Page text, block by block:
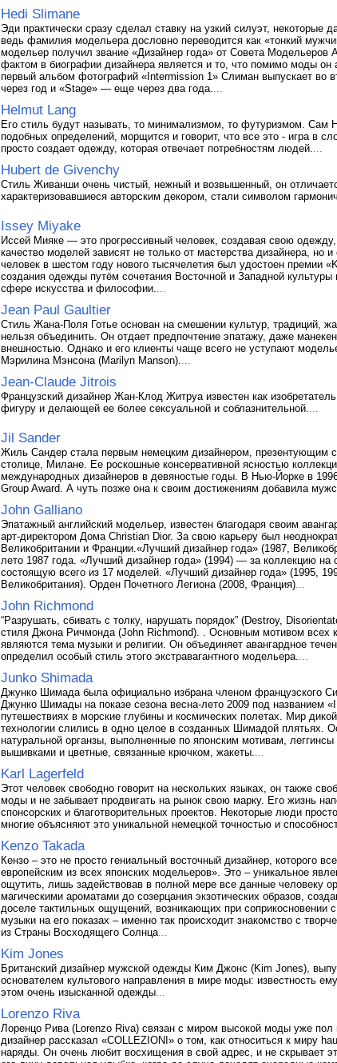
Hedi Slimane
Эди практически сразу сделал ставку на узкий силуэт, некоторые
ведь фамилия модельера дословно переводится как «тонкий
модельер получил звание «Дизайнер года» от Совета
фактом в биографии дизайнера является и то, что помимо моды он
первый альбом фотографий «Intermission 1» Слиман выпускает во
через год и «Stage» — еще через два года....
Helmut Lang
Его стиль будут называть, то минимализмом, то футуризмом. Сам
подобных определений, морщится и говорит, что все это - игра в
просто создает одежду, которая отвечает потребностям людей....
Hubert de Givenchy
Стиль Живанши очень чистый, нежный и возвышенный, он
характеризовавшиеся авторским декором, стали символом
Issey Miyake
Иссей Мияке — это прогрессивный человек, создавая свою
качество моделей зависят не только от мастерства дизайнера, но
человек в шестом году нового тысячелетия был удостоен премии
создания одежды путём сочетания Восточной и Западной
сфере искусства и философии....
Jean Paul Gaultier
Стиль Жана-Поля Готье основан на смешении культур, традиций,
нельзя объединить. Он отдает предпочтение эпатажу, даже
внешностью. Однако и его клиенты чаще всего не уступают
Мэрилина Мэнсона (Marilyn Manson)....
Jean-Claude Jitrois
Французский дизайнер Жан-Клод Житруа известен как
фигуру и делающей ее более сексуальной и соблазнительной....
Jil Sander
Жиль Сандер стала первым немецким дизайнером, презентующим
столице, Милане. Ее роскошные консервативной ясностью
международных дизайнеров в девяностые годы. В Нью-Йорке в
Group Award. А чуть позже она к своим достижениям добавила
John Galliano
Эпатажный английский модельер, известен благодаря своим
арт-директором Дома Christian Dior. За свою карьеру был
Великобритании и Франции.«Лучший дизайнер года» (1987,
лето 1987 года. «Лучший дизайнер года» (1994) — за коллекцию на
состоящую всего из 17 моделей. «Лучший дизайнер года» (1995,
Великобритания). Орден Почетного Легиона (2008, Франция)...
John Richmond
“Разрушать, сбивать с толку, нарушать порядок” (Destroy,
стиля Джона Ричмонда (John Richmond). . Основным мотивом всех
являются тема музыки и религии. Он объединяет авангардное
определил особый стиль этого экстравагантного модельера....
Junko Shimada
Джунко Шимада была официально избрана членом французского
Джунко Шимады на показе сезона весна-лето 2009 под названием
путешествиях в морские глубины и космических полетах. Мир
технологии слились в одно целое в созданных Шимадой плятьях.
натуральной органзы, выполненные по японским мотивам,
вышивками и цветные, связанные крючком, жакеты....
Karl Lagerfeld
Этот человек свободно говорит на нескольких языках, он также
моды и не забывает продвигать на рынок свою марку. Его жизнь
спонсорских и благотворительных проектов. Некоторые люди
многие объясняют это уникальной немецкой точностью и
Kenzo Takada
Кензо – это не просто гениальный восточный дизайнер, которого
европейским из всех японских модельеров». Это – уникальное
ощутить, лишь задействовав в полной мере все данные человеку
магическими ароматами до созерцания экзотических образов,
доселе тактильных ощущений, возникающих при соприкосновении
музыки на его показах – именно так происходит знакомство с
из Страны Восходящего Солнца...
Kim Jones
Британский дизайнер мужской одежды Ким Джонс (Kim Jones),
основателем культового направления в мире моды: известность
этом очень изысканной одежды...
Lorenzo Riva
Лоренцо Рива (Lorenzo Riva) связан с миром высокой моды уже
дизайнер рассказал «COLLEZIONI» о том, как относиться к миру
наряды. Он очень любит восхищения в свой адрес, и не скрывает